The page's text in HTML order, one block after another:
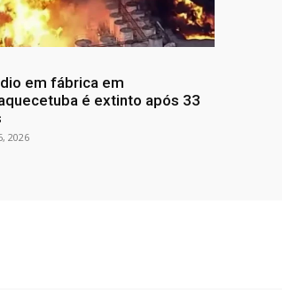
em fábrica em
é extinto após 33
2026